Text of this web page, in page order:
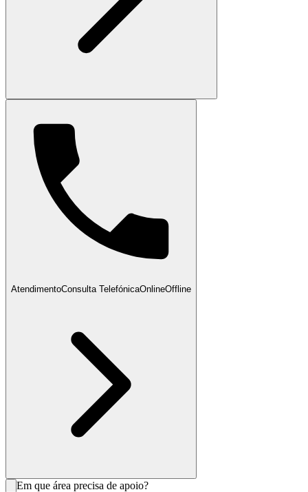
AtendimentoConsulta TelefónicaOnlineOffline
Em que área precisa de apoio?